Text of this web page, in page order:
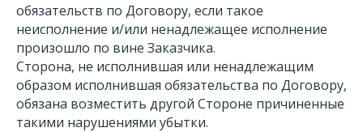
обязательств по Договору, если такое
неисполнение и/или ненадлежащее исполнение
произошло по вине Заказчика.
Сторона, не исполнившая или ненадлежащим
образом исполнившая обязательства по Договору,
обязана возместить другой Стороне причиненные
такими нарушениями убытки.